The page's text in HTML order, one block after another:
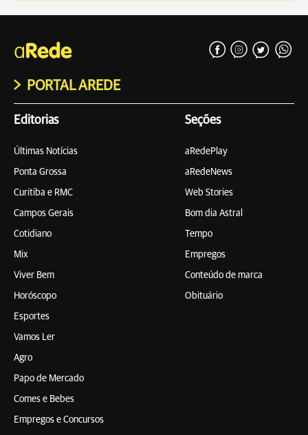
PORTAL AREDE
Editorias
Últimas Notícias
Ponta Grossa
Curitiba e RMC
Campos Gerais
Cotidiano
Mix
Viver Bem
Horóscopo
Esportes
Vamos Ler
Agro
Papo de Mercado
Comes e Bebes
Empregos e Concursos
Seções
aRedePlay
aRedeNews
Web Stories
Bom dia Astral
Tempo
Empregos
Conteúdo de marca
Obituário